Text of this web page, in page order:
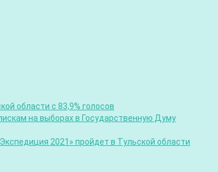
области с 83,9% голосов
на выборах в Государственную Думу
2021» пройдет в Тульской области